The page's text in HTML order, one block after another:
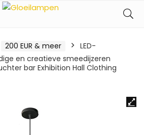
200 EUR & meer
LED-
en creatieve smeedijzeren
bar Exhibition Hall Clothing